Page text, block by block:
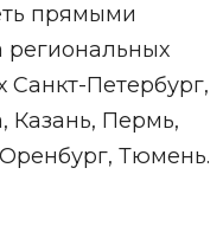
прямыми
Санкт-Петербург,
Пермь,
Тюмень.